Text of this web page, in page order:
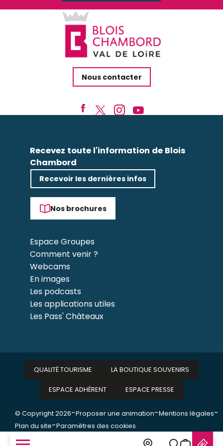
Nous contacter
Recevez toute l'information de Blois
Chambord
Recevoir les dernières infos
Nos brochures
Espace Groupes
Comment venir ?
Webcams
En images
Les podcasts
Les applications utiles
Les Pass' Châteaux
© Copyright 2026-Proposer une animation-Mentions légales-
Plan du site-Paramètres des cookies
QUALITÉ TOURISME LA BOUTIQUE SOUVENIRS
ESPACE ADHÉRENT ESPACE PRESSE